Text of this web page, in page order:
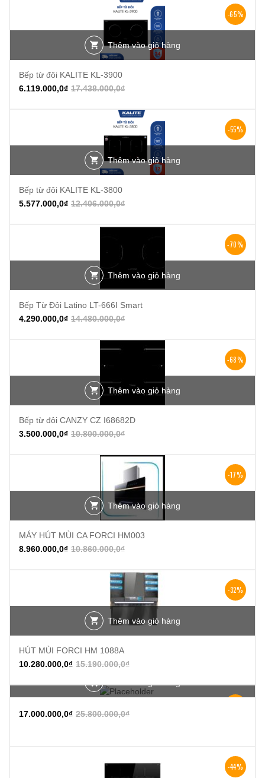
-65%
Thêm vào giỏ hàng
Bếp từ đôi KALITE KL-3900
17.438.000,0₫
6.119.000,0₫
-55%
Thêm vào giỏ hàng
Bếp từ đôi KALITE KL-3800
12.406.000,0₫
5.577.000,0₫
-70%
Thêm vào giỏ hàng
Bếp Từ Đôi Latino LT-666I Smart
14.480.000,0₫
4.290.000,0₫
-68%
Thêm vào giỏ hàng
Bếp từ đôi CANZY CZ I68682D
10.800.000,0₫
3.500.000,0₫
-17%
Thêm vào giỏ hàng
MÁY HÚT MÙI CA FORCI HM003
10.860.000,0₫
8.960.000,0₫
-32%
Thêm vào giỏ hàng
HÚT MÙI FORCI HM 1088A
15.190.000,0₫
10.280.000,0₫
25.800.000,0₫
17.000.000,0₫
-44%